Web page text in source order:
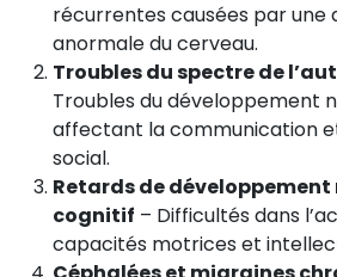
récurrentes causées par
anormale du cerveau.
Troubles du spectre de
Troubles du développement
affectant la communication
social.
Retards de
cognitif – Difficultés dans
capacités motrices et